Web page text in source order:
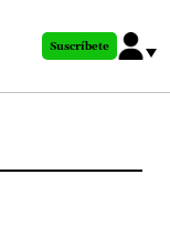
Suscríbete